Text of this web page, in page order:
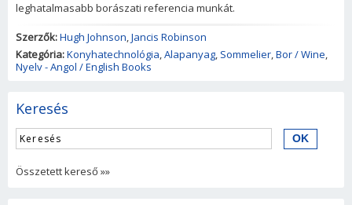
leghatalmasabb borászati referencia munkát.
Szerzők:Hugh Johnson,Jancis Robinson
Kategória:Konyhatechnológia,Alapanyag, Sommelier,Bor / Wine,
Nyelv - Angol / English Books
Keresés
Összetett kereső »»